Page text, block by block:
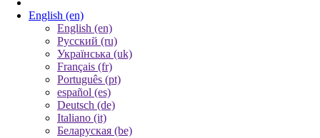
English (en)
English (en)
Русский (ru)
Українська (uk)
Français (fr)
Português (pt)
español (es)
Deutsch (de)
Italiano (it)
Беларуская (be)